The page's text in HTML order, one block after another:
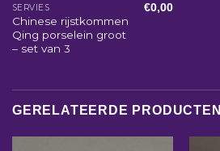
SERVIES
Chinese rijstkommen
Qing porselein groot
– set van 3
€0,00
GERELATEERDE PRODUCTEN